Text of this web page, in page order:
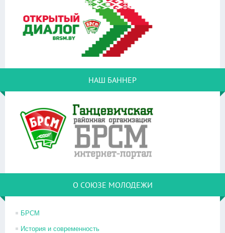
НАШ БАННЕР
О СОЮЗЕ МОЛОДЕЖИ
БРСМ
История и современность